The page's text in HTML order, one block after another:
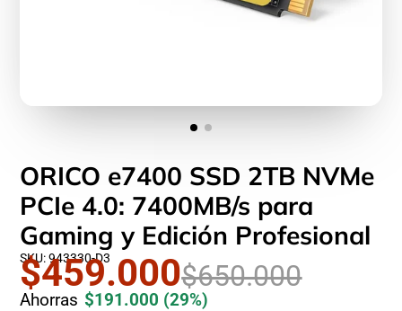
ORICO e7400 SSD 2TB NVMe
PCIe 4.0: 7400MB/s para
Gaming y Edición Profesional
SKU: 943330-D3
$459.000$650.000
Ahorras $191.000 (29%)